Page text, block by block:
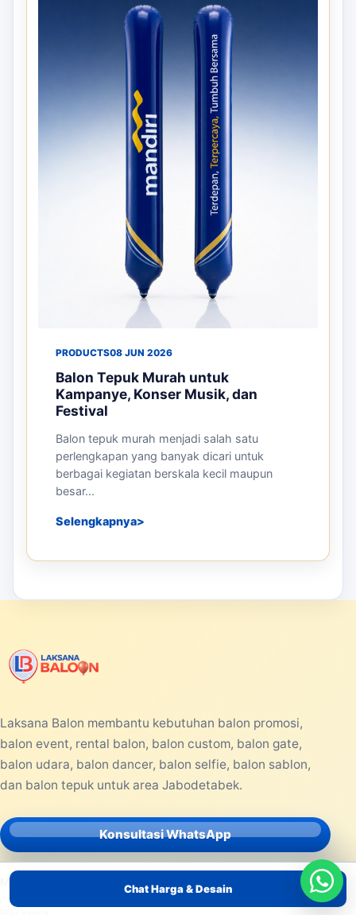
PRODUCTS08 JUN 2026
Balon Tepuk Murah untuk
Kampanye, Konser Musik, dan
Festival
Balon tepuk murah menjadi salah satu
perlengkapan yang banyak dicari untuk
berbagai kegiatan berskala kecil maupun
besar...
Selengkapnya
Chat Harga & Desain
Laksana Balon membantu kebutuhan balon promosi,
balon event, rental balon, balon custom, balon gate,
balon udara, balon dancer, balon selfie, balon sablon,
dan balon tepuk untuk area Jabodetabek.
Konsultasi WhatsApp
MENU UTAMA